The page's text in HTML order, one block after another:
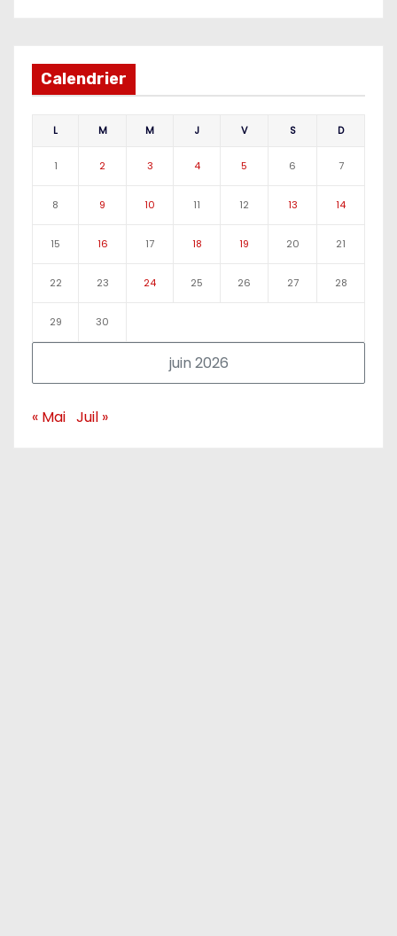
Calendrier
juin 2026
L M M J V S D
1 2 3 4 5 6 7
8 9 10 11 12 13 14
15 16 17 18 19 20 21
22 23 24 25 26 27 28
29 30
« Mai Juil »